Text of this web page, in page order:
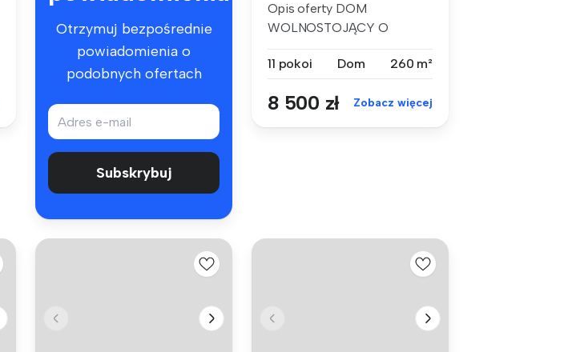
Otrzymuj bezpośrednie
powiadomienia o
podobnych ofertach
Subskrybuj
Opis oferty DOM
WOLNOSTOJĄCY O
– 11 P...
11 pokoi Dom 260 m²
8 500 zł Zobacz więcej